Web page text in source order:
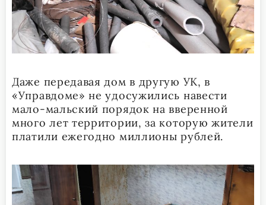
Даже передавая дом в другую УК, в
«Управдоме» не удосужились навести
мало-мальский порядок на вверенной
много лет территории, за которую жители
платили ежегодно миллионы рублей.